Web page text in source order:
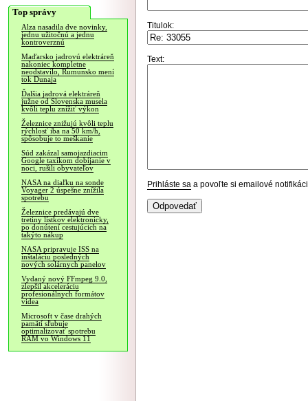
Top správy
Alza nasadila dve novinky,
jednu užitočnú a jednu
kontroverznú
Maďarsko jadrovú elektráreň
nakoniec kompletne
neodstavilo, Rumunsko mení
tok Dunaja
Ďalšia jadrová elektráreň
južne od Slovenska musela
kvôli teplu znížiť výkon
Železnice znižujú kvôli teplu
rýchlosť iba na 50 km/h,
spôsobuje to meškanie
Súd zakázal samojazdiacim
Google taxíkom dobíjanie v
noci, rušili obyvateľov
NASA na diaľku na sonde
Voyager 2 úspešne znížila
spotrebu
Železnice predávajú dve
tretiny lístkov elektronicky,
po donútení cestujúcich na
takýto nákup
NASA pripravuje ISS na
inštaláciu posledných
nových solárnych panelov
Vydaný nový FFmpeg 9.0,
zlepšil akceleráciu
profesionálnych formátov
videa
Microsoft v čase drahých
pamätí sľubuje
optimalizovať spotrebu
RAM vo Windows 11
Titulok:
Text:
Prihláste sa a povoľte si emailové